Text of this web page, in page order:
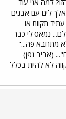
למה אני עוד
לים עם אבנים
תקוות או
נמאס לי כבר
לא מתחבא פה..."
(אביב גפן)
לא להיות בכלל